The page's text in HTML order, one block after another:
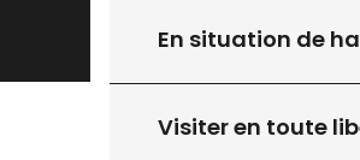
En situation de
Visiter en toute
DE CANARD